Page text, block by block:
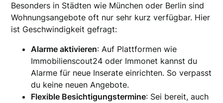
Besonders in Städten wie München oder Berlin sind
Wohnungsangebote oft nur sehr kurz verfügbar. Hier
ist Geschwindigkeit gefragt:
Alarme aktivieren: Auf Plattformen wie
Immobilienscout24 oder Immonet kannst du
Alarme für neue Inserate einrichten. So verpasst
du keine neuen Angebote.
Flexible Besichtigungstermine: Sei bereit, auch